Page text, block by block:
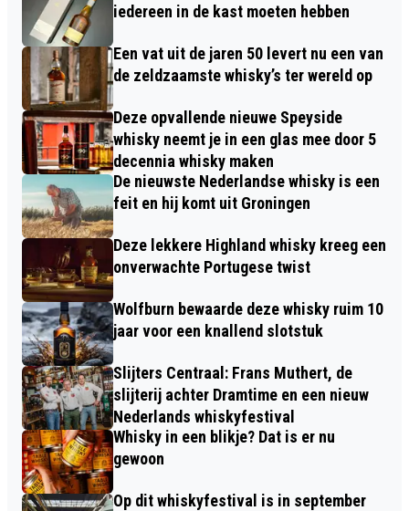
iedereen in de kast moeten hebben
Een vat uit de jaren 50 levert nu een van
de zeldzaamste whisky’s ter wereld op
Deze opvallende nieuwe Speyside
whisky neemt je in een glas mee door 5
decennia whisky maken
De nieuwste Nederlandse whisky is een
feit en hij komt uit Groningen
Deze lekkere Highland whisky kreeg een
onverwachte Portugese twist
Wolfburn bewaarde deze whisky ruim 10
jaar voor een knallend slotstuk
Slijters Centraal: Frans Muthert, de
slijterij achter Dramtime en een nieuw
Nederlands whiskyfestival
Whisky in een blikje? Dat is er nu
gewoon
Op dit whiskyfestival is in september